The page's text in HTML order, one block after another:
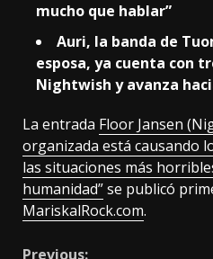
mucho que hablar”
Auri, la banda de
esposa, ya cuenta con
Nightwish y avanza
La entrada Floor Jansen
organizada está causando
las situaciones más
humanidad”se publicó
MariskalRock.com.
Previous: